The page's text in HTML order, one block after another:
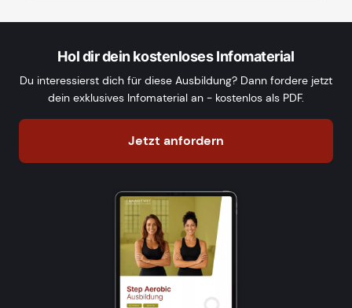
Hol dir dein kostenloses Infomaterial
Du interessierst dich für diese Ausbildung? Dann fordere jetzt
dein exklusives Infomaterial an - kostenlos als PDF.
Jetzt anfordern